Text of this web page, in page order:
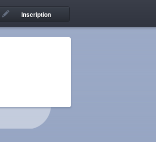
Inscription